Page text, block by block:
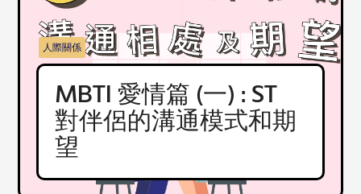
MBTI 愛情篇 (一) : ST
對伴侶的溝通模式和期
望
人際關係